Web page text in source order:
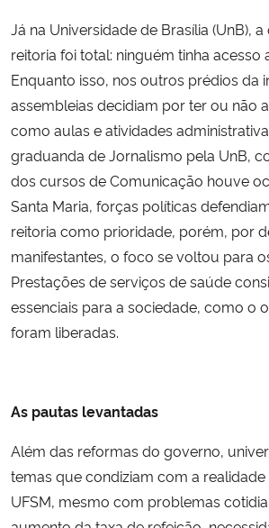
Já na Universidade de Brasília (UnB),
reitoria foi total: ninguém tinha acesso
Enquanto isso, nos outros prédios da
assembleias decidiam por ter ou não
como aulas e atividades
graduanda de Jornalismo pela UnB,
dos cursos de Comunicação houve
Santa Maria, forças políticas
reitoria como prioridade, porém, por
manifestantes, o foco se voltou para
Prestações de serviços de saúde
essenciais para a sociedade, como o
foram liberadas.
As pautas levantadas
Além das reformas do governo,
temas que condiziam com a realidade
UFSM, mesmo com problemas